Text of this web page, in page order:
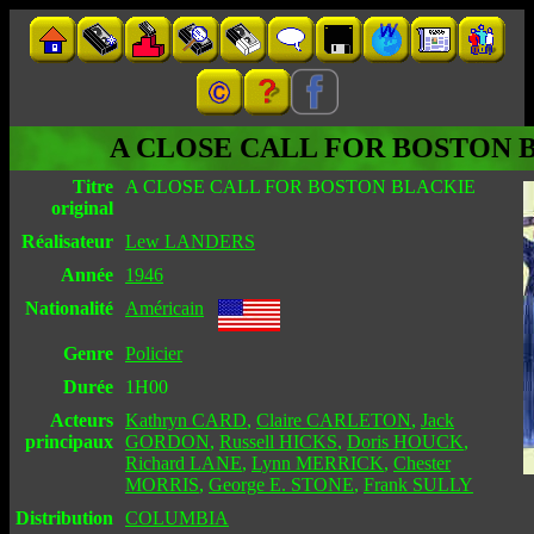
A CLOSE CALL FOR BOSTON
Titre
original
A CLOSE CALL FOR BOSTON BLACKIE
Réalisateur Lew LANDERS
Année
1946
Nationalité
Américain
Genre Policier
Durée
1H00
Acteurs
principaux
Kathryn CARD, Claire CARLETON, Jack
GORDON, Russell HICKS, Doris HOUCK,
Richard LANE, Lynn MERRICK, Chester
MORRIS, George E. STONE, Frank SULLY
Distribution
COLUMBIA